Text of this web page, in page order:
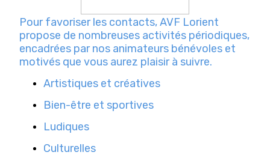
Pour favoriser les contacts, AVF Lorient
propose de nombreuses activités périodiques,
encadrées par nos animateurs bénévoles et
motivés que vous aurez plaisir à suivre.
Artistiques et créatives
Bien-être et sportives
Ludiques
Culturelles